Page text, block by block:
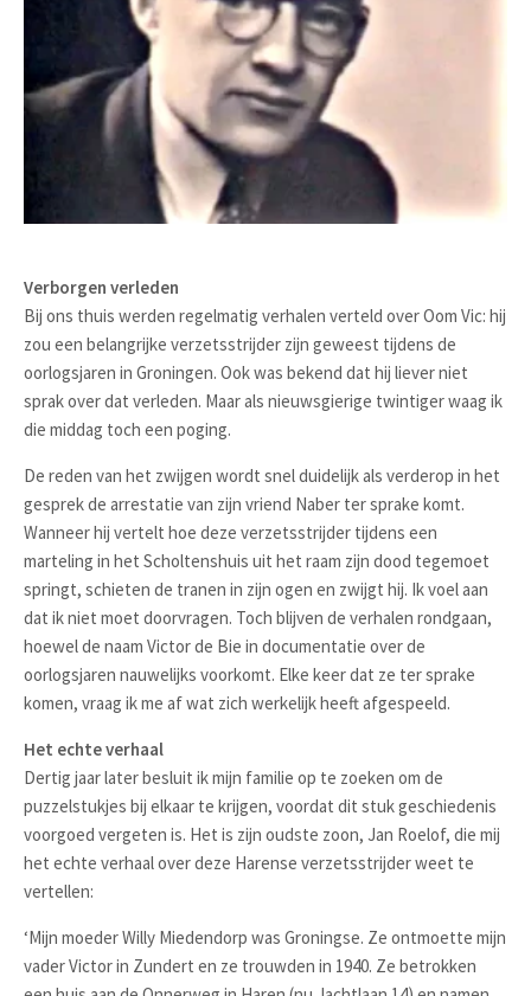
Verborgen verleden
Bij ons thuis werden regelmatig verhalen verteld over Oom Vic: hij
zou een belangrijke verzetsstrijder zijn geweest tijdens de
oorlogsjaren in Groningen. Ook was bekend dat hij liever niet
sprak over dat verleden. Maar als nieuwsgierige twintiger waag ik
die middag toch een poging.
De reden van het zwijgen wordt snel duidelijk als verderop in het
gesprek de arrestatie van zijn vriend Naber ter sprake komt.
Wanneer hij vertelt hoe deze verzetsstrijder tijdens een
marteling in het Scholtenshuis uit het raam zijn dood tegemoet
springt, schieten de tranen in zijn ogen en zwijgt hij. Ik voel aan
dat ik niet moet doorvragen. Toch blijven de verhalen rondgaan,
hoewel de naam Victor de Bie in documentatie over de
oorlogsjaren nauwelijks voorkomt. Elke keer dat ze ter sprake
komen, vraag ik me af wat zich werkelijk heeft afgespeeld.
Het echte verhaal
Dertig jaar later besluit ik mijn familie op te zoeken om de
puzzelstukjes bij elkaar te krijgen, voordat dit stuk geschiedenis
voorgoed vergeten is. Het is zijn oudste zoon, Jan Roelof, die mij
het echte verhaal over deze Harense verzetsstrijder weet te
vertellen:
‘Mijn moeder Willy Miedendorp was Groningse. Ze ontmoette mijn
vader Victor in Zundert en ze trouwden in 1940. Ze betrokken